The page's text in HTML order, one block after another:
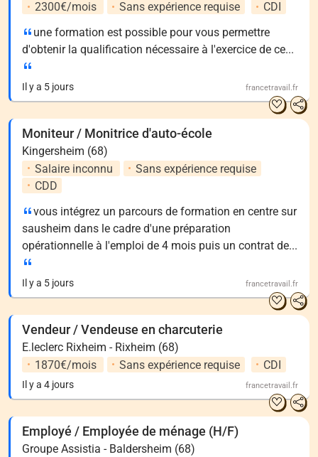
2300€/mois
Sans expérience requise
CDI
une formation est possible pour vous permettre
d'obtenir la qualification nécessaire à l'exercice de ce...
Il y a 5 jours francetravail.fr
Moniteur / Monitrice d'auto-école
Kingersheim (68)
Salaire inconnu
Sans expérience requise
CDD
vous intégrez un parcours de formation en centre sur
sausheim dans le cadre d'une préparation
opérationnelle à l'emploi de 4 mois puis un contrat de...
Il y a 5 jours francetravail.fr
Vendeur / Vendeuse en charcuterie
E.leclerc Rixheim - Rixheim (68)
1870€/mois
Sans expérience requise CDI
Il y a 4 jours francetravail.fr
Employé / Employée de ménage (H/F)
Groupe Assistia - Baldersheim (68)